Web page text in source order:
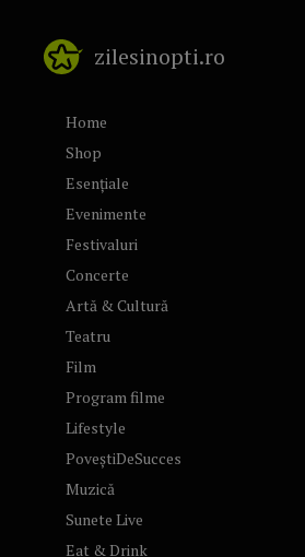
zilesinopti.ro
Home
Shop
Esențiale
Evenimente
Festivaluri
Concerte
Artă & Cultură
Teatru
Film
Program filme
Lifestyle
PoveștiDeSucces
Muzică
Sunete Live
Eat & Drink